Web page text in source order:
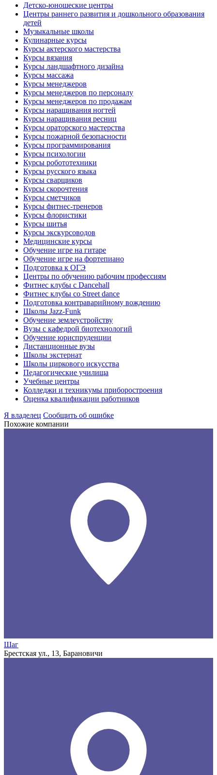
Детско-юношеские центры
Центры раннего развития и дошкольного образования
детей
Музыкальные школы
Кулинарные курсы
Курсы актерского мастерства
Курсы вязания
Курсы ландшафтного дизайна
Курсы массажа
Курсы менеджеров
Курсы менеджеров по персоналу
Курсы менеджеров по продажам
Курсы наращивания ногтей
Курсы наращивания ресниц
Курсы ораторского мастерства
Курсы пожарной безопасности
Курсы программирования
Курсы психологии
Курсы робототехники
Курсы русского языка
Курсы сварщиков
Курсы скорочтения
Курсы сметчиков
Курсы фитнес-тренеров
Курсы флористики
Курсы шитья
Курсы экскурсоводов
Медицинские курсы
Обучение игре на гитаре
Обучение игре на фортепиано
Подготовка к ОГЭ
Центры по обучению рабочим профессиям
Фитнес клубы с Dancehall
Фитнес клубы со Street dance
Подготовка контраварийному вождению
Школы Jazz-Funk
Обучение землеустройству
Вузы с кафедрой биотехнологий
Обучение юриспруденции
Дистанционные вузы
Школы экстернат
Школы циркового искусства
Педагогические училища
Учебные центры
Колледжи и техникумы приборостроения
Оценка квалификации работников
Я владелец Сообщить об ошибке
Похожие компании
Шаг
Брестская ул., 13, Барановичи